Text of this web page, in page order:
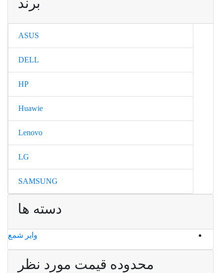
برند
ASUS
DELL
HP
Huawie
Lenovo
LG
SAMSUNG
دسته ها
وایر شمع
محدوده قیمت مورد نظر